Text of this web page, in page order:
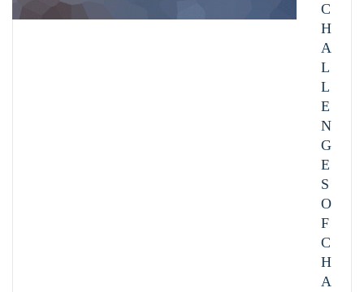
C
H
A
L
L
E
N
G
E
S
O
F
C
H
A